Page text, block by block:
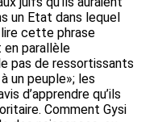
un Etat dans lequel
cette phrase
parallèle
pas de ressortissants
un peuple»; les
d’apprendre qu’ils
Comment Gysi